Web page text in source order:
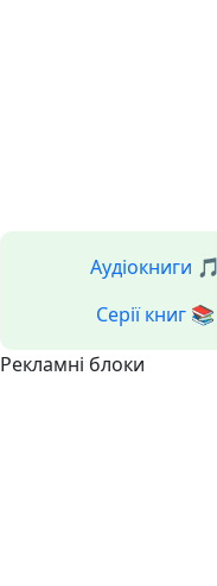
Аудіокниги 🎵
Серії книг 📚
Рекламні блоки